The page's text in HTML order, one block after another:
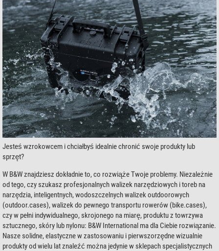
Jesteś wzrokowcem i chciałbyś idealnie chronić swoje produkty lub
sprzęt?
W B&W znajdziesz dokładnie to, co rozwiąże Twoje problemy. Niezależnie
od tego, czy szukasz profesjonalnych walizek narzędziowych i toreb na
narzędzia, inteligentnych, wodoszczelnych walizek outdoorowych
(outdoor.cases), walizek do pewnego transportu rowerów (bike.cases),
czy w pełni indywidualnego, skrojonego na miarę, produktu z towrzywa
sztucznego, skóry lub nylonu: B&W International ma dla Ciebie rozwiązanie.
Nasze solidne, elastyczne w zastosowaniu i pierwszorzędne wizualnie
produkty od wielu lat znaleźć można jedynie w sklepach specjalistycznych